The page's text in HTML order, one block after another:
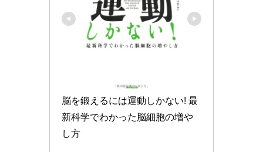
脳を鍛えるには運動しかない! 最
新科学でわかった脳細胞の増や
し方